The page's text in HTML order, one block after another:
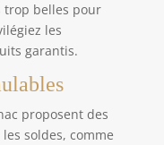
trop belles pour
les
garantis.
proposent des
soldes, comme